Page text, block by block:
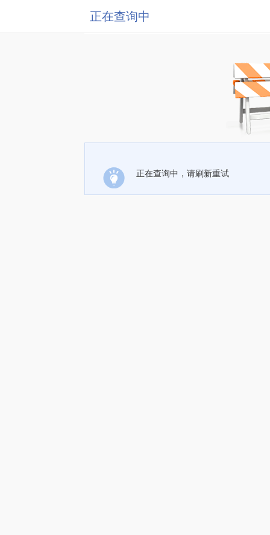
正在查询中
正在查询中，请刷新重试